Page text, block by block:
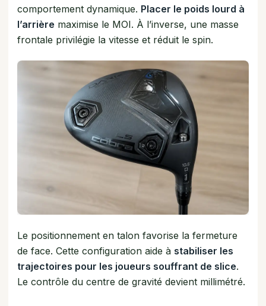
comportement dynamique. Placer le poids lourd à
l’arrière maximise le MOI. À l’inverse, une masse
frontale privilégie la vitesse et réduit le spin.
Le positionnement en talon favorise la fermeture
de face. Cette configuration aide à stabiliser les
trajectoires pour les joueurs souffrant de slice.
Le contrôle du centre de gravité devient millimétré.